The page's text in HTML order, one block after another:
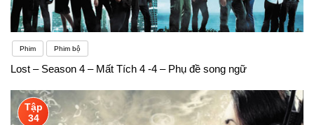
Phim Phim bộ
Lost – Season 4 – Mất Tích 4 -4 – Phụ đề song ngữ
Tập
34